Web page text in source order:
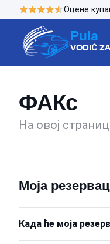
Оцене
Pula
VODIČ
ФАКс
На овој
Моја
Када ће моја